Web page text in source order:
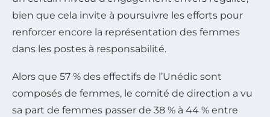
bien que cela invite à poursuivre les efforts pour
renforcer encore la représentation des femmes
dans les postes à responsabilité.
Alors que 57 % des effectifs de l’Unédic sont
composés de femmes, le comité de direction a vu
sa part de femmes passer de 38 % à 44 % entre